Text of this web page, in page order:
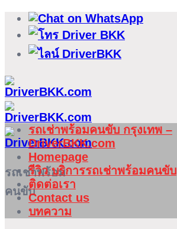
ข้าม
เนื้อหา
รถเช่าพร้อม
คนขับ
รถเช่าพร้อมคนขับ กรุงเทพ –
DriverBKK.com
Homepage
รีวิว บริการรถเช่าพร้อมคนขับ
ติดต่อเรา
Contact us
บทความ